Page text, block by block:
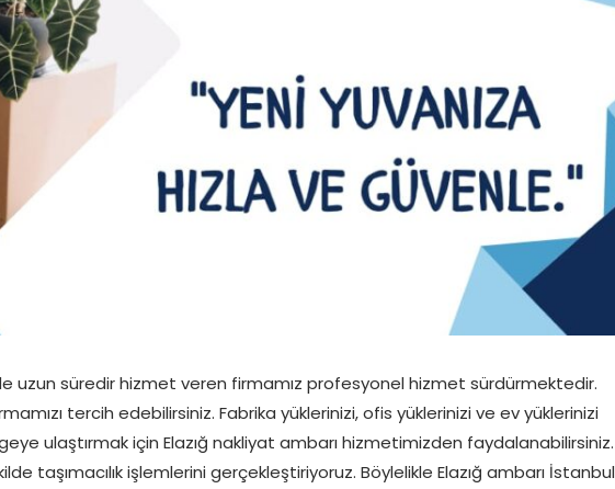
uzun süredir hizmet veren firmamız profesyonel hizmet sürdürmektedir.
tercih edebilirsiniz. Fabrika yüklerinizi, ofis yüklerinizi ve ev yüklerinizi
ulaştırmak için Elazığ nakliyat ambarı hizmetimizden faydalanabilirsiniz.
taşımacılık işlemlerini gerçekleştiriyoruz. Böylelikle Elazığ ambarı İstanbul